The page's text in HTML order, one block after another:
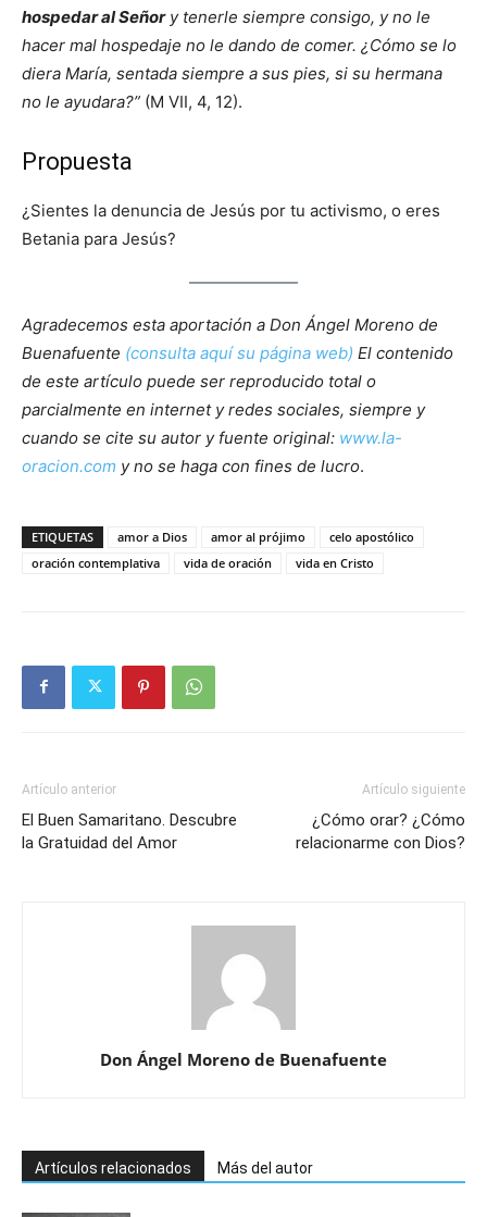
hospedar al Señory tenerle siempre consigo, y no le
hacer mal hospedaje no le dando de comer. ¿Cómo se lo
diera María, sentada siempre a sus pies, si su hermana
no le ayudara?” (M VII, 4, 12).
Propuesta
¿Sientes la denuncia de Jesús por tu activismo, o eres
Betania para Jesús?
Agradecemos esta aportación a Don Ángel Moreno de
Buenafuente (consulta aquí su página web) El contenido
de este artículo puede ser reproducido total o
parcialmente en internet y redes sociales, siempre y
cuando se cite su autor y fuente original: www.la-
oracion.com y no se haga con fines de lucro.
ETIQUETAS amor a Dios amor al prójimo
celo apostólico
oración contemplativa
vida de oración vida en Cristo
Artículo anterior
El Buen Samaritano. Descubre
la Gratuidad del Amor
Artículo siguiente
¿Cómo orar? ¿Cómo
relacionarme con Dios?
Don Ángel Moreno de Buenafuente
Artículos relacionados Más del autor